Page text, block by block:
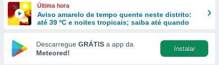
e
forma
digital
Última hora
Aviso amarelo de tempo quente neste distrito:
até 39 ºC e noites tropicais; saiba até quando
Descarregue GRÁTIS a app da
Meteored!
Instalar